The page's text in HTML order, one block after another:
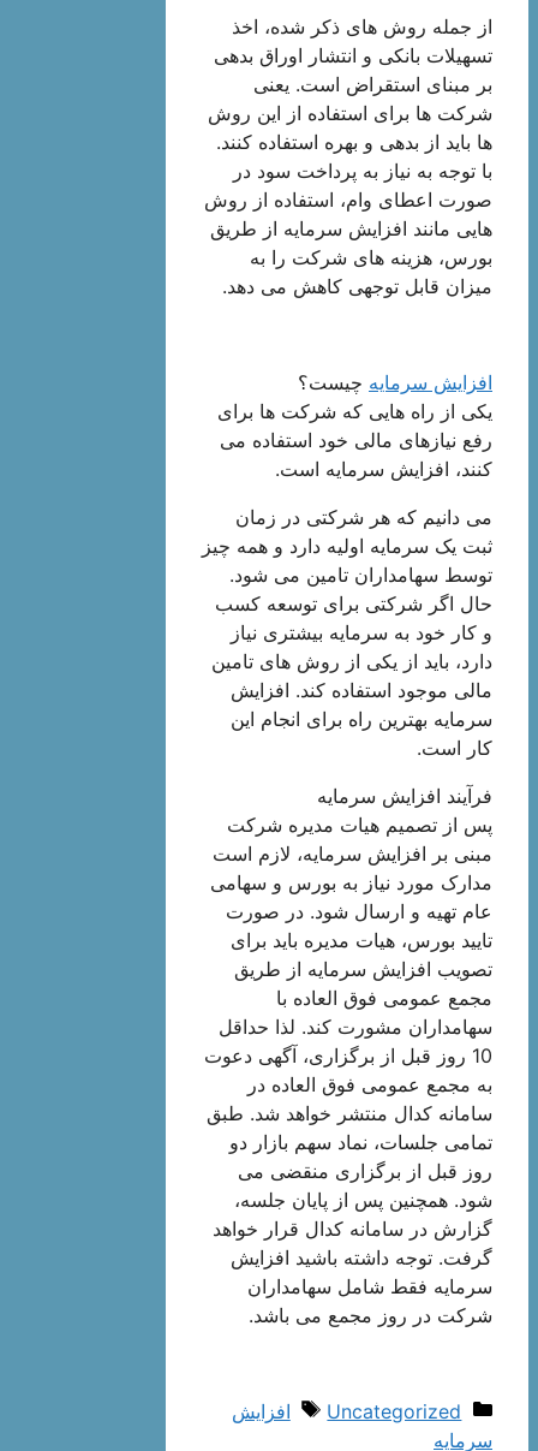
از جمله روش های ذکر شده، اخذ
تسهیلات بانکی و انتشار اوراق بدهی
بر مبنای استقراض است. یعنی
شرکت ها برای استفاده از این روش
ها باید از بدهی و بهره استفاده کنند.
با توجه به نیاز به پرداخت سود در
صورت اعطای وام، استفاده از روش
هایی مانند افزایش سرمایه از طریق
بورس، هزینه های شرکت را به
میزان قابل توجهی کاهش می دهد.
افزایش سرمایهچیست؟
یکی از راه هایی که شرکت ها برای
رفع نیازهای مالی خود استفاده می
کنند، افزایش سرمایه است.
می دانیم که هر شرکتی در زمان
ثبت یک سرمایه اولیه دارد و همه چیز
توسط سهامداران تامین می شود.
حال اگر شرکتی برای توسعه کسب
و کار خود به سرمایه بیشتری نیاز
دارد، باید از یکی از روش های تامین
مالی موجود استفاده کند. افزایش
سرمایه بهترین راه برای انجام این
کار است.
فرآیند افزایش سرمایه
پس از تصمیم هیات مدیره شرکت
مبنی بر افزایش سرمایه، لازم است
مدارک مورد نیاز به بورس و سهامی
عام تهیه و ارسال شود. در صورت
تایید بورس، هیات مدیره باید برای
تصویب افزایش سرمایه از طریق
مجمع عمومی فوق العاده با
سهامداران مشورت کند. لذا حداقل
10 روز قبل از برگزاری، آگهی دعوت
به مجمع عمومی فوق العاده در
سامانه کدال منتشر خواهد شد. طبق
تمامی جلسات، نماد سهم بازار دو
روز قبل از برگزاری منقضی می
شود. همچنین پس از پایان جلسه،
گزارش در سامانه کدال قرار خواهد
گرفت. توجه داشته باشید افزایش
سرمایه فقط شامل سهامداران
شرکت در روز مجمع می باشد.
دسته‌ها
Uncategorized برچسب‌ها
افزایش
سرمایه